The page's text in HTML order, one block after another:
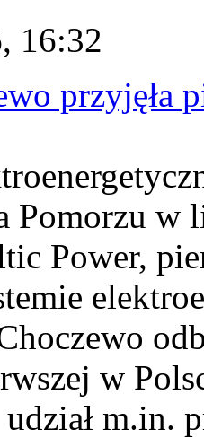
16:32
przyjęła
Pomorzu w
Power,
w
m.in.